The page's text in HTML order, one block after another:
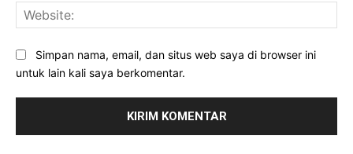
Simpan nama, email, dan situs web saya di browser ini
untuk lain kali saya berkomentar.